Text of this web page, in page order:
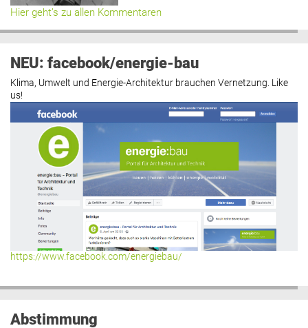
Hier geht’s zu allen Kommentaren
NEU: facebook/energie-bau
Klima, Umwelt und Energie-Architektur brauchen Vernetzung. Like
us!
https://www.facebook.com/energiebau/
Abstimmung